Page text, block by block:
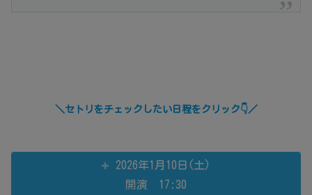
＼セトリをチェックしたい日程をクリック👇／
2026年1月10日(土)
開演 17:30